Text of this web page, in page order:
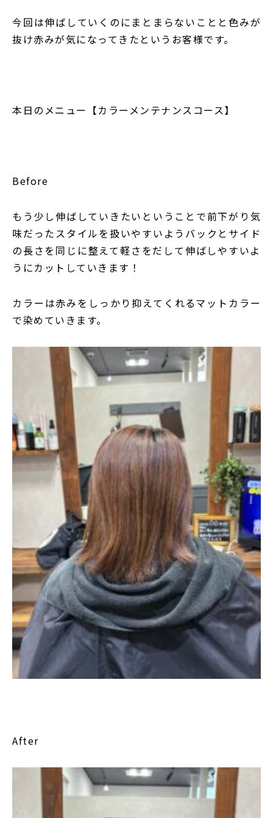
今回は伸ばしていくのにまとまらないことと色みが
抜け赤みが気になってきたというお客様です。
本日のメニュー【カラーメンテナンスコース】
Before
もう少し伸ばしていきたいということで前下がり気
味だったスタイルを扱いやすいようバックとサイド
の長さを同じに整えて軽さをだして伸ばしやすいよ
うにカットしていきます！
カラーは赤みをしっかり抑えてくれるマットカラー
で染めていきます。
After